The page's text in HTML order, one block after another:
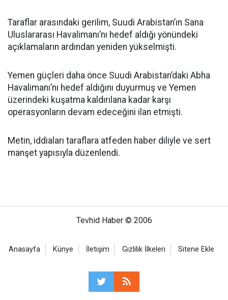
Taraflar arasındaki gerilim, Suudi Arabistan’ın Sana
Uluslararası Havalimanı’nı hedef aldığı yönündeki
açıklamaların ardından yeniden yükselmişti.
Yemen güçleri daha önce Suudi Arabistan’daki Abha
Havalimanı’nı hedef aldığını duyurmuş ve Yemen
üzerindeki kuşatma kaldırılana kadar karşı
operasyonların devam edeceğini ilan etmişti.
Metin, iddiaları taraflara atfeden haber diliyle ve sert
manşet yapısıyla düzenlendi.
Tevhid Haber © 2006
Anasayfa Künye İletişim Gizlilik İlkeleri Sitene Ekle